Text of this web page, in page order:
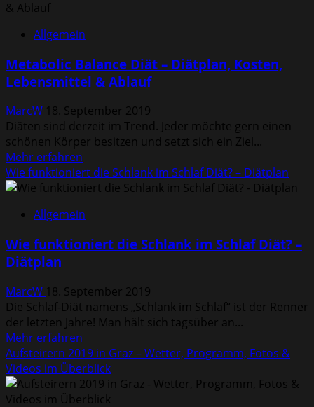
Entzugserscheinungen
Nichtraucher
werden
Allgemein
Metabolic Balance Diät – Diätplan, Kosten,
Lebensmittel & Ablauf
MarcW 18. September 2019
Diäten sind derzeit im Trend. Jeder möchte gern einen
schönen Körper besitzen und setzt sich ein Ziel...
Mehr erfahren
Informationen
über
Balance
–
Lebensmittel
&
Ablauf
Wie funktioniert die Schlank im Schlaf Diät? – Diätplan
Allgemein
Wie funktioniert die Schlank im Schlaf Diät? –
Diätplan
MarcW 18. September 2019
Die Schlaf-Diät namens „Schlank im Schlaf“ ist der Renner
der letzten Jahre! Man hält sich tagsüber an...
Mehr erfahren
Informationen
über
Wie
funktioniert
Aufsteirern 2019 in Graz – Wetter, Programm, Fotos &
Videos im Überblick